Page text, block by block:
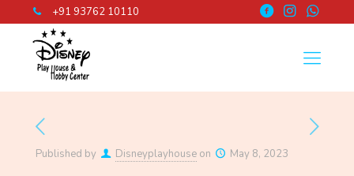
+91 93762 10110
Published by Disneyplayhouse on May 8, 2023